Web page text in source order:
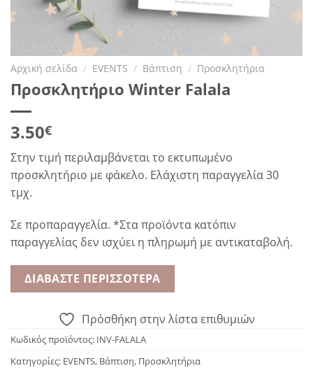
Αρχική σελίδα / EVENTS / Βάπτιση / Προσκλητήρια
Προσκλητήριο Winter Falala
3.50€
Στην τιμή περιλαμβάνεται το εκτυπωμένο
προσκλητήριο με φάκελο. Ελάχιστη παραγγελία 30
τμχ.
Σε προπαραγγελία. *Στα προϊόντα κατόπιν
παραγγελίας δεν ισχύει η πληρωμή με αντικαταβολή.
ΔΙΑΒΆΣΤΕ ΠΕΡΙΣΣΌΤΕΡΑ
Πρόσθήκη στην λίστα επιθυμιών
Κωδικός προϊόντος: INV-FALALA
Κατηγορίες: EVENTS, Βάπτιση, Προσκλητήρια